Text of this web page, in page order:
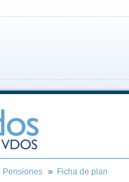
Pensiones Ficha de plan